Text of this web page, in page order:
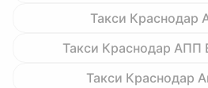
Такси Краснодар
Такси Краснодар АПП
Такси Краснодар